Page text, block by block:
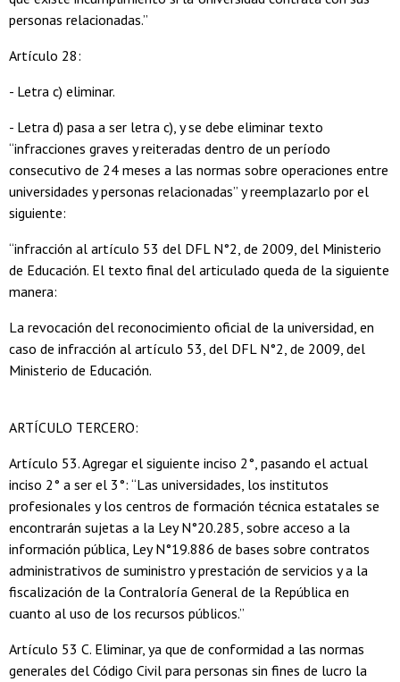
personas relacionadas.”
Artículo 28:
- Letra c) eliminar.
- Letra d) pasa a ser letra c), y se debe eliminar texto
“infracciones graves y reiteradas dentro de un período
consecutivo de 24 meses a las normas sobre operaciones entre
universidades y personas relacionadas” y reemplazarlo por el
siguiente:
“infracción al artículo 53 del DFL N°2, de 2009, del Ministerio
de Educación. El texto final del articulado queda de la siguiente
manera:
La revocación del reconocimiento oficial de la universidad, en
caso de infracción al artículo 53, del DFL N°2, de 2009, del
Ministerio de Educación.
ARTÍCULO TERCERO:
Artículo 53. Agregar el siguiente inciso 2°, pasando el actual
inciso 2° a ser el 3°: “Las universidades, los institutos
profesionales y los centros de formación técnica estatales se
encontrarán sujetas a la Ley N°20.285, sobre acceso a la
información pública, Ley N°19.886 de bases sobre contratos
administrativos de suministro y prestación de servicios y a la
fiscalización de la Contraloría General de la República en
cuanto al uso de los recursos públicos.”
Artículo 53 C. Eliminar, ya que de conformidad a las normas
generales del Código Civil para personas sin fines de lucro la